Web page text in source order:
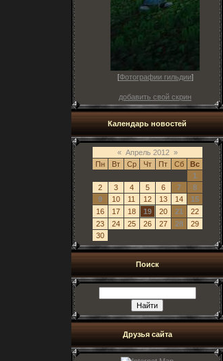
[Фотографии гильдии]
добавить свой скрин
Календарь новостей
« Апрель 2012 »
Пн
Вт Ср Чт Пт Сб
Вс
1
2
3 4 5 6 7
8
9
10 11 12 13 14
15
16
17 18 19 20 21
22
23
24 25 26 27 28
29
30
Поиск
Друзья сайта